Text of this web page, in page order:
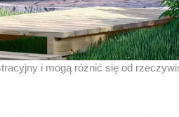
i mogą różnić się od